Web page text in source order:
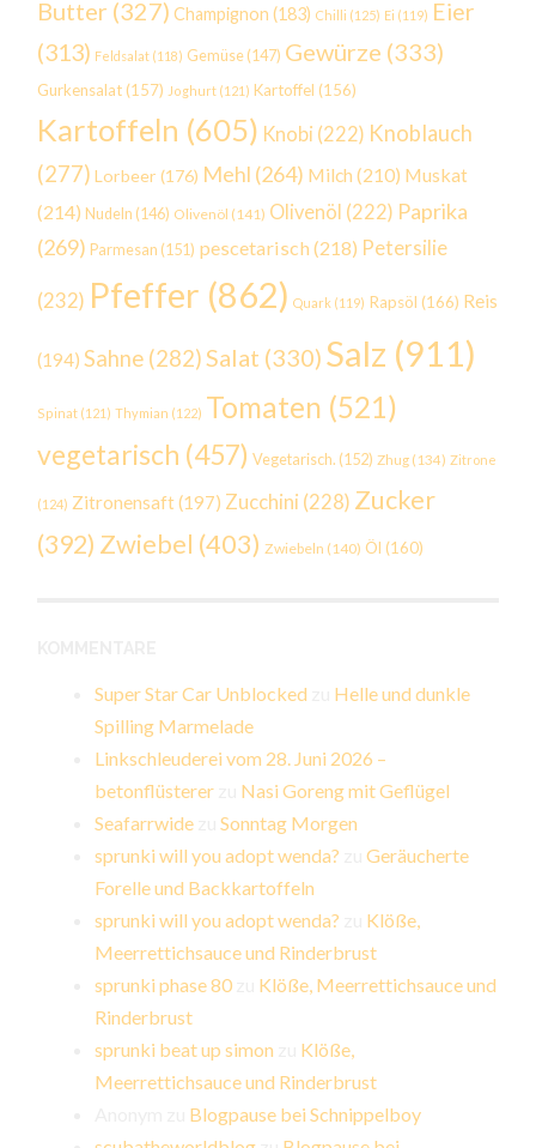
Butter (327) Champignon (183) Chilli (125) Ei (119) Eier
(313) Feldsalat (118) Gemüse (147) Gewürze (333)
Gurkensalat (157) Joghurt (121) Kartoffel (156)
Kartoffeln (605) Knobi (222) Knoblauch
(277) Lorbeer (176) Mehl (264) Milch (210) Muskat
(214) Nudeln (146) Olivenöl (141) Olivenöl (222) Paprika
(269) Parmesan (151) pescetarisch (218) Petersilie
(232) Pfeffer (862) Quark (119) Rapsöl (166) Reis
(194) Sahne (282) Salat (330) Salz (911)
Spinat (121) Thymian (122) Tomaten (521)
vegetarisch (457) Vegetarisch. (152) Zhug (134) Zitrone
(124) Zitronensaft(197) Zucchini (228) Zucker
(392) Zwiebel (403) Zwiebeln (140) Öl (160)
Super Star Car Unblocked
Helle und dunkle
Spilling Marmelade
Linkschleuderei vom 28. Juni 2026 –
betonflüsterer
Nasi Goreng mit Geflügel
Seafarrwide zuSonntag Morgen
sprunki will you adopt wenda? zuGeräucherte
Forelle und Backkartoffeln
sprunki will you adopt wenda?
Klöße,
Meerrettichsauce und Rinderbrust
sprunki phase 80
Klöße, Meerrettichsauce und
Rinderbrust
sprunki beat up simon
Klöße,
Meerrettichsauce und Rinderbrust
Blogpause bei Schnippelboy